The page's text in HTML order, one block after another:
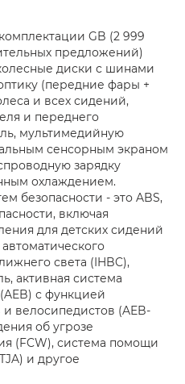
GB (2 999
предложений)
диски с шинами
(передние фары +
и всех сидений,
и переднего
мультимедийную
сенсорным экраном
зарядку
охлаждением.
безопасности - это ABS,
включая
для детских сидений
света (IHBC),
активная система
с функцией
велосипедистов (AEB-
об угрозе
(FCW), система помощи
и другое